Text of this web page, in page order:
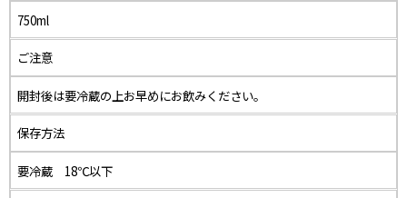
750ml
ご注意
開封後は要冷蔵の上お早めにお飲みください。
保存方法
要冷蔵 18℃以下